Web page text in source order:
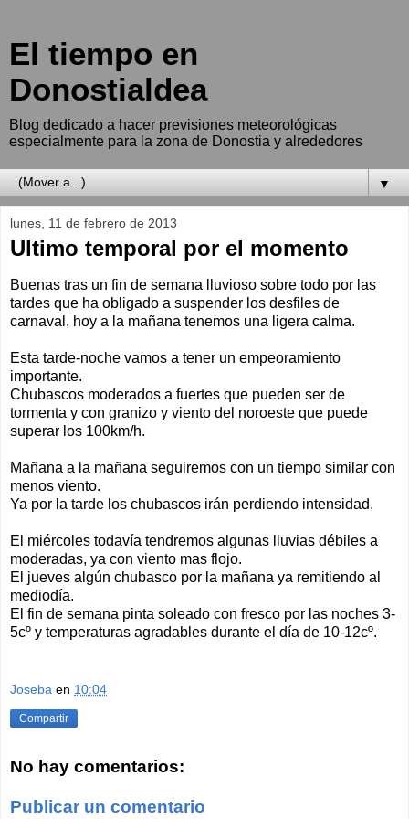
El tiempo en
Donostialdea
Blog dedicado a hacer previsiones meteorológicas
especialmente para la zona de Donostia y alrededores
▼
lunes, 11 de febrero de 2013
Ultimo temporal por el momento
Buenas tras un fin de semana lluvioso sobre todo por las
tardes que ha obligado a suspender los desfiles de
carnaval, hoy a la mañana tenemos una ligera calma.
Esta tarde-noche vamos a tener un empeoramiento
importante.
Chubascos moderados a fuertes que pueden ser de
tormenta y con granizo y viento del noroeste que puede
superar los 100km/h.
Mañana a la mañana seguiremos con un tiempo similar con
menos viento.
Ya por la tarde los chubascos irán perdiendo intensidad.
El miércoles todavía tendremos algunas lluvias débiles a
moderadas, ya con viento mas flojo.
El jueves algún chubasco por la mañana ya remitiendo al
mediodía.
El fin de semana pinta soleado con fresco por las noches 3-
5cº y temperaturas agradables durante el día de 10-12cº.
Joseba en 10:04
Compartir
No hay comentarios:
Publicar un comentario